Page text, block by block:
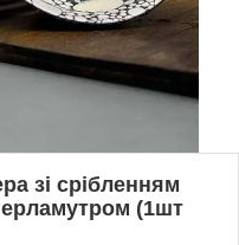
зі срібленням
(1шт